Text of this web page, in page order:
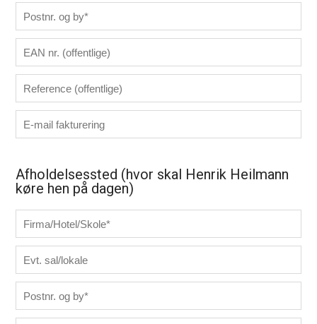
Afholdelsessted (hvor skal Henrik Heilmann
køre hen på dagen)